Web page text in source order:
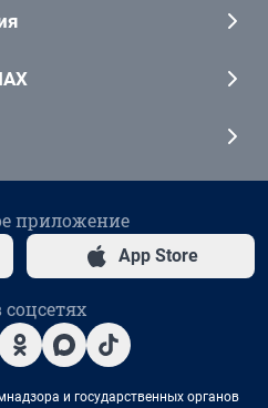
приложение
App Store
и государственных органов